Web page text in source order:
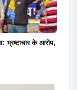
भ्रष्टाचार के आरोप,